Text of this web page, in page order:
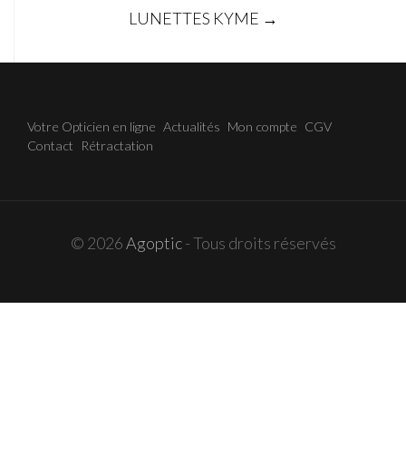
LUNETTES KYME →
Votre Opticien en ligne Actualités Mon compte CGV
Contact
Rétractation
© 2026Agoptic- Tous droits réservés